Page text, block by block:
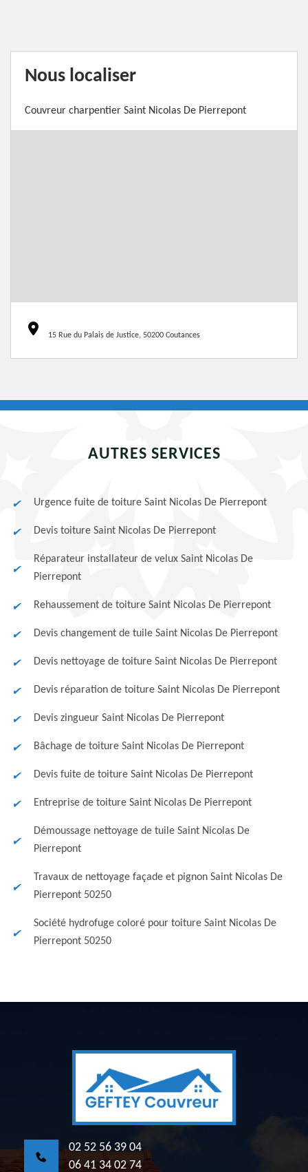
Nous localiser
Couvreur charpentier Saint Nicolas De Pierrepont
15 Rue du Palais de Justice, 50200 Coutances
AUTRES SERVICES
Urgence fuite de toiture Saint Nicolas De Pierrepont
Devis toiture Saint Nicolas De Pierrepont
Réparateur installateur de velux Saint Nicolas De
Pierrepont
Rehaussement de toiture Saint Nicolas De Pierrepont
Devis changement de tuile Saint Nicolas De Pierrepont
Devis nettoyage de toiture Saint Nicolas De Pierrepont
Devis réparation de toiture Saint Nicolas De Pierrepont
Devis zingueur Saint Nicolas De Pierrepont
Bâchage de toiture Saint Nicolas De Pierrepont
Devis fuite de toiture Saint Nicolas De Pierrepont
Entreprise de toiture Saint Nicolas De Pierrepont
Démoussage nettoyage de tuile Saint Nicolas De
Pierrepont
Travaux de nettoyage façade et pignon Saint Nicolas De
Pierrepont 50250
Société hydrofuge coloré pour toiture Saint Nicolas De
Pierrepont 50250
02 52 56 39 04
06 41 34 02 74